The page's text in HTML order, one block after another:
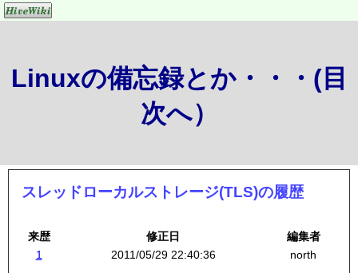
Linuxの備忘録とか・・・(目
次へ）
スレッドローカルストレージ(TLS)の履歴
来歴 修正日
編集者
1
2011/05/29 22:40:36 north